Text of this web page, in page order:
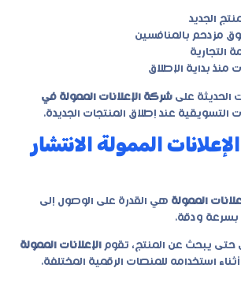
الجديد
مزدحم بالمنافسين
التجارية
منذ بداية الإطلاق
الحديثة على شركة الإعلانات الممولة في
التسويقية عند إطلاق المنتجات الجديدة.
الممولة الانتشار
الممولة هي القدرة على الوصول إلى
بسرعة ودقة.
حتى يبحث عن المنتج، تقوم الإعلانات الممولة
استخدامه للمنصات الرقمية المختلفة.